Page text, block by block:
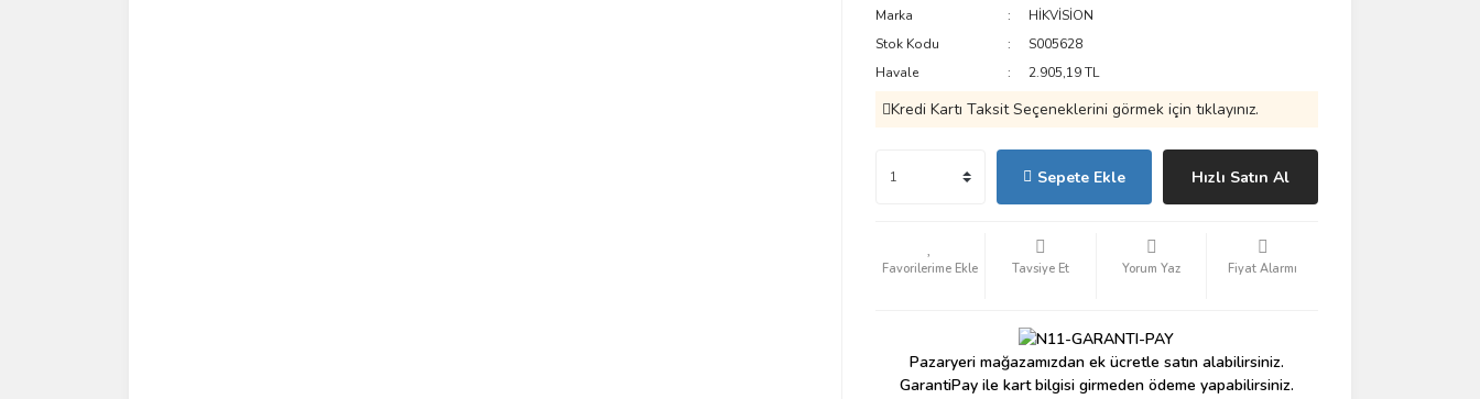
Marka
HİKVİSİON
Stok Kodu
S005628
Havale
2.905,19 TL
Kredi Kartı Taksit Seçeneklerini görmek için tıklayınız.
Sepete Ekle Hızlı Satın Al
Tavsiye Et Yorum Yaz Fiyat Alarmı
Pazaryeri mağazamızdan ek ücretle satın alabilirsiniz.
GarantiPay ile kart bilgisi girmeden ödeme yapabilirsiniz.